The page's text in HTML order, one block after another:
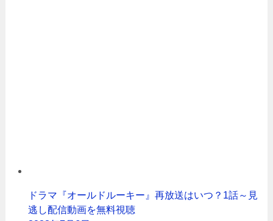
ドラマ『オールドルーキー』再放送はいつ？1話～見
逃し配信動画を無料視聴